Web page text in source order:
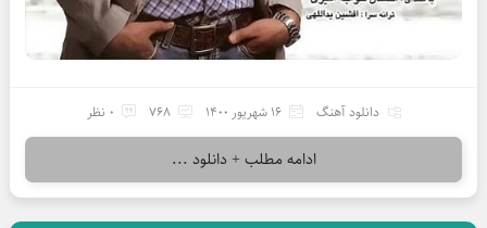
دانلود آهنگ 16 شهریور 1400 768 0 نظر
ادامه مطلب + دانلود ...